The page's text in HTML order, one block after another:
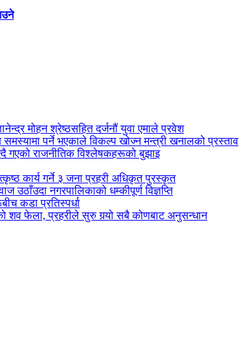
मोहन श्रेष्ठसहित दर्जनौं युवा एमाले प्रवेश
पर्ने भएकाले विकल्प खोज्न मन्त्री खनालको प्रस्ताव
गएको राजनीतिक विश्लेषकहरूको बुझाइ
कार्य गर्ने ३ जना प्रहरी अधिकृत पुरस्कृत
उठाँउदा नगरपालिकाको धम्कीपूर्ण विज्ञप्ति
कडा प्रतिस्पर्धा
शव फेला, प्रहरीले सुरु गर्‍यो सबै कोणबाट अनुसन्धान